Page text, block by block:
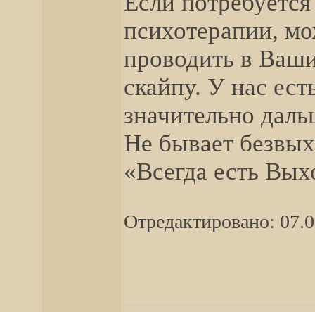
психотерапии,
проводить в
скайпу. У нас
значительно
Не бывает
«Всегда есть
Отредактировано: